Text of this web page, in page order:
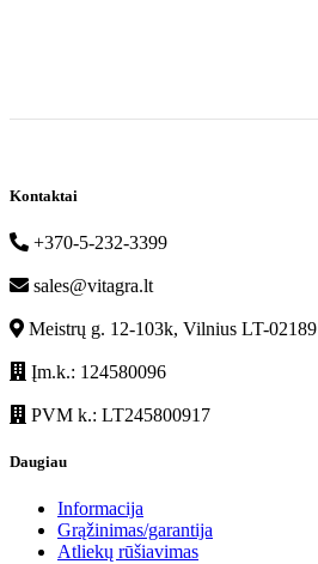
Kontaktai
+370-5-232-3399
sales@vitagra.lt
Meistrų g. 12-103k, Vilnius LT-02189
Įm.k.: 124580096
PVM k.: LT245800917
Daugiau
Informacija
Grąžinimas/garantija
Atliekų rūšiavimas